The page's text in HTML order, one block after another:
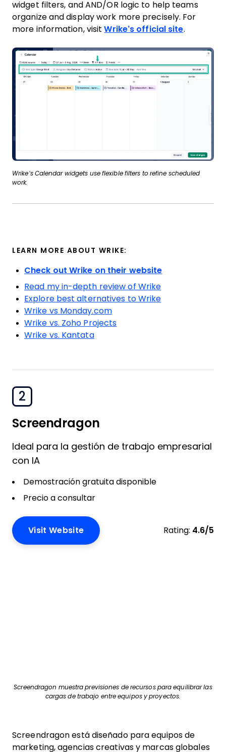
Wrike’s Calendar widgets use flexible filters to refine scheduled
work.
widget filters, and AND/OR logic to help teams
organize and display work more precisely. For
more information, visitWrike’s official site.
LEARN MORE ABOUT WRIKE:
Check out Wrike on their website
Read my in-depth review of Wrike
Explore best alternatives to Wrike
Wrike vs Monday.com
Wrike vs. Zoho Projects
Wrike vs. Kantata
2
Screendragon
Ideal para la gestión de trabajo empresarial
con IA
Demostración gratuita disponible
Precio a consultar
Visit Website Rating: 4.6/5
Screendragon muestra previsiones de recursos para equilibrar las
cargas de trabajo entre equipos y proyectos.
Screendragon está diseñado para equipos de
marketing, agencias creativas y marcas globales